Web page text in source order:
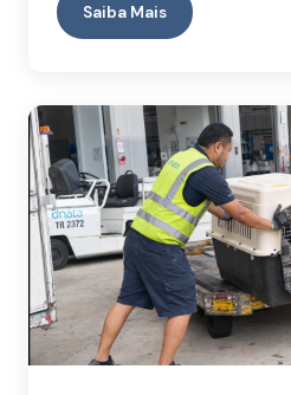
Saiba Mais